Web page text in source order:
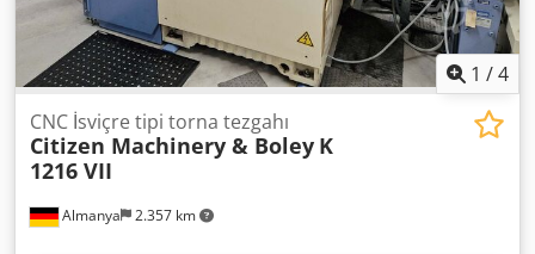
1 /4
Almanya 2.357 km
CNC İsviçre tipi torna tezgahı
Citizen Machinery & Boley K
1216 VII